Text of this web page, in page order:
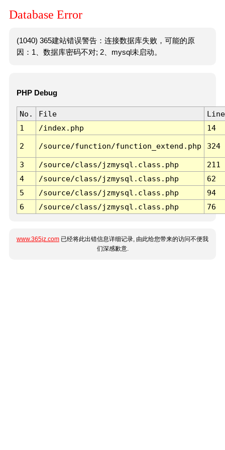
Database Error
(1040) 365建站错误警告：连接数据库失败，可能的原
因：1、数据库密码不对; 2、mysql未启动。
PHP Debug
No. File
Line
1
/index.php 14
2 /source/function/function_extend.php 324
3 /source/class/jzmysql.class.php
211
4
/source/class/jzmysql.class.php
62
5
/source/class/jzmysql.class.php
94
6
/source/class/jzmysql.class.php 76
www.365jz.com 已经将此出错信息详细记录, 由此给您带来的访问不便我
们深感歉意.